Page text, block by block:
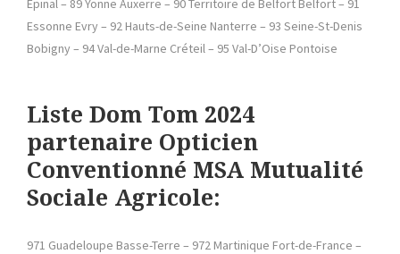
Épinal – 89 Yonne Auxerre – 90 Territoire de Belfort Belfort – 91
Essonne Evry – 92 Hauts-de-Seine Nanterre – 93 Seine-St-Denis
Bobigny – 94 Val-de-Marne Créteil – 95 Val-D’Oise Pontoise
Liste Dom Tom 2024
partenaire Opticien
Conventionné MSA Mutualité
Sociale Agricole:
971 Guadeloupe Basse-Terre – 972 Martinique Fort-de-France –